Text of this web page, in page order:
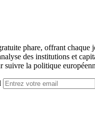
phare, offrant chaque
des institutions et
suivre la politique